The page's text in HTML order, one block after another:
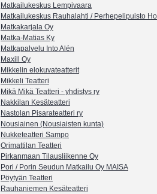
Matkailukeskus Lempivaara
Matkailukeskus Rauhalahti / Perhepelipuisto
Matkakarjala Oy
Matka-Matias Ky
Matkapalvelu Into Alén
Maxill Oy
Mikkelin elokuvateatterit
Mikkeli Teatteri
Mikä Mikä Teatteri - yhdistys ry
Nakkilan Kesäteatteri
Nastolan Pisarateatteri ry
Nousiainen (Nousiaisten kunta)
Nukketeatteri Sampo
Orimattilan Teatteri
Pirkanmaan Tilausliikenne Oy
Pori / Porin Seudun Matkailu Oy MAISA
Pöytyän Teatteri
Rauhaniemen Kesäteatteri